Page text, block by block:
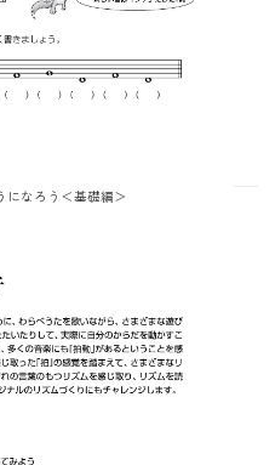
になろう＜基礎編＞